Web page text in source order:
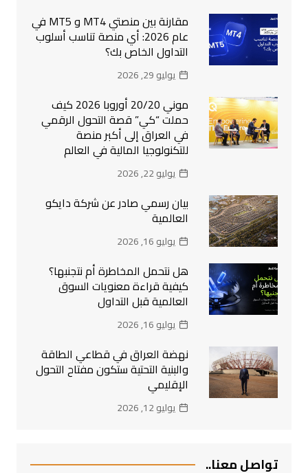
مقارنة بين منصتي MT4 و MT5 في
عام 2026: أي منصة تناسب أسلوب
التداول الخاص بك؟
يوليو 29, 2026
موني 20/20 أوروبا 2026 كيف
حملت “كي” قصة التحول الرقمي
في العراق إلى أكبر منصة
للتكنولوجيا المالية في العالم
يوليو 22, 2026
بيان رسمي صادر عن شركة دايكو
العالمية
يوليو 16, 2026
هل نتحمل المخاطرة أم نتجنبها؟
كيفية قراءة معنويات السوق
العالمية قبل التداول
يوليو 16, 2026
نهضة العراق في قطاعي الطاقة
والبنية التحتية ستكون مفتاح التحول
الإقليمي
يوليو 12, 2026
تواصل معنا..